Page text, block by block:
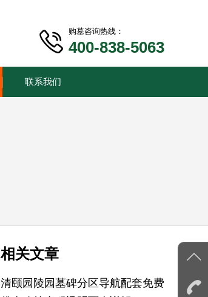
购墓咨询热线：
400-838-5063
联系我们
相关文章
清颐园陵园墓碑分区导航配套免费